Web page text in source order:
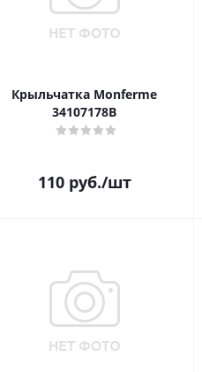
Крыльчатка Monferme
34107178B
110руб./шт